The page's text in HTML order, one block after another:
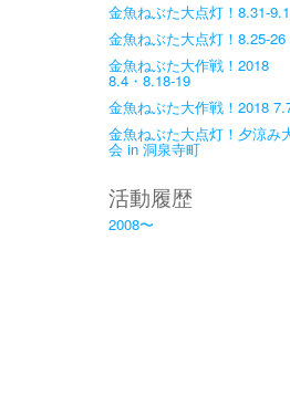
金魚ねぶた大点灯！8.31-9.1
金魚ねぶた大点灯！8.25-26
金魚ねぶた大作戦！2018
8.4・8.18-19
金魚ねぶた大作戦！2018
金魚ねぶた大点灯！夕涼み
会 in 洞泉寺町
活動履歴
2008〜